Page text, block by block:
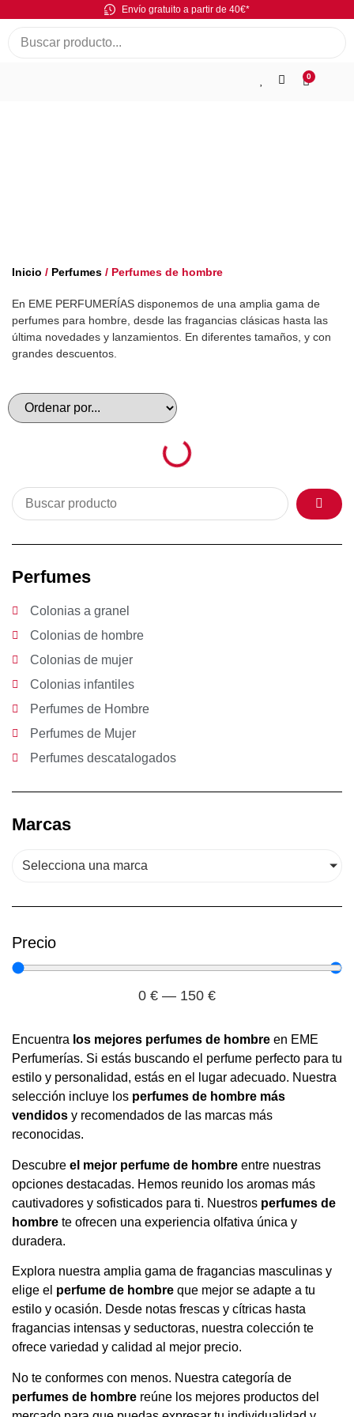
Envío gratuito a partir de 40€*
0
Inicio / Perfumes / Perfumes de hombre
En EME PERFUMERÍAS disponemos de una amplia gama de
perfumes para hombre, desde las fragancias clásicas hasta las
última novedades y lanzamientos. En diferentes tamaños, y con
grandes descuentos.
Perfumes
Colonias a granel
Colonias de hombre
Colonias de mujer
Colonias infantiles
Perfumes de Hombre
Perfumes de Mujer
Perfumes descatalogados
Marcas
Selecciona una marca
Precio
0 € — 150 €
Encuentra los mejores perfumes de hombre en EME
Perfumerías. Si estás buscando el perfume perfecto para tu
estilo y personalidad, estás en el lugar adecuado. Nuestra
selección incluye los perfumes de hombre más
vendidos y recomendados de las marcas más
reconocidas.
Descubre el mejor perfume de hombre entre nuestras
opciones destacadas. Hemos reunido los aromas más
cautivadores y sofisticados para ti. Nuestros perfumes de
hombre te ofrecen una experiencia olfativa única y
duradera.
Explora nuestra amplia gama de fragancias masculinas y
elige el perfume de hombre que mejor se adapte a tu
estilo y ocasión. Desde notas frescas y cítricas hasta
fragancias intensas y seductoras, nuestra colección te
ofrece variedad y calidad al mejor precio.
No te conformes con menos. Nuestra categoría de
perfumes de hombre reúne los mejores productos del